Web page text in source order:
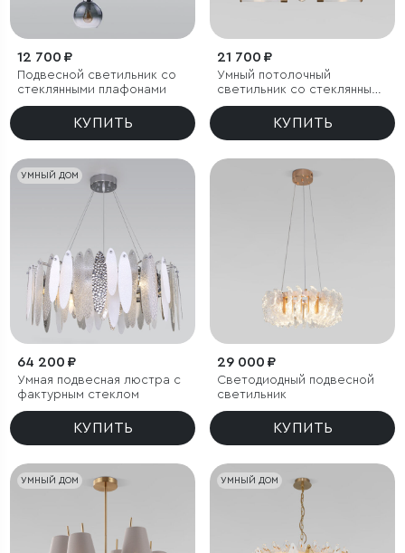
12 700 ₽
Подвесной светильник со
стеклянными плафонами
КУПИТЬ
21 700 ₽
Умный потолочный
светильник со стеклянными
плафонами
КУПИТЬ
УМНЫЙ ДОМ
64 200 ₽
Умная подвесная люстра с
фактурным стеклом
КУПИТЬ
29 000 ₽
Светодиодный подвесной
светильник
КУПИТЬ
УМНЫЙ ДОМ УМНЫЙ ДОМ